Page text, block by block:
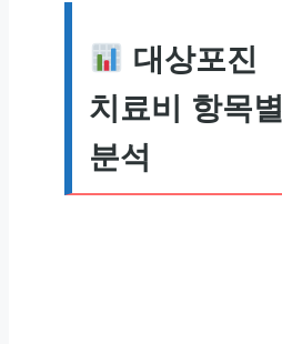
대상포진
치료비 항목별
분석